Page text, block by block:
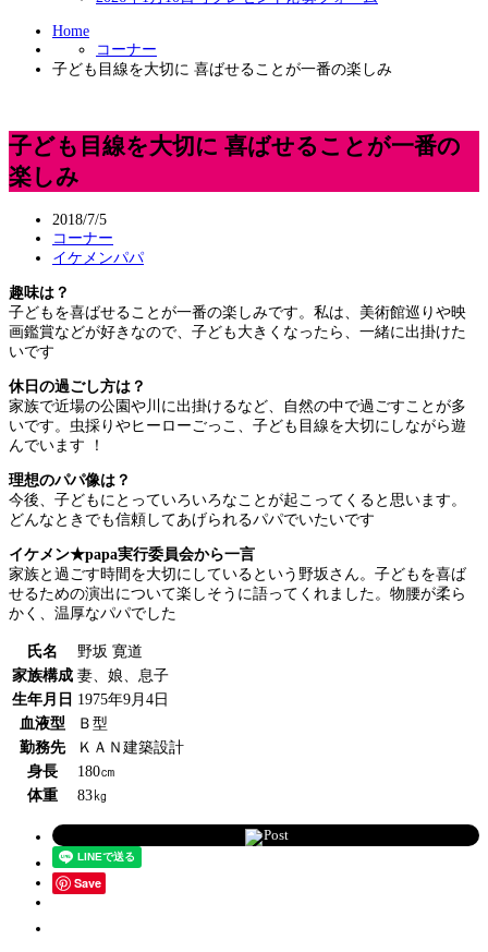
Home
コーナー
子ども目線を大切に 喜ばせることが一番の楽しみ
子ども目線を大切に 喜ばせることが一番の
楽しみ
2018/7/5
コーナー
イケメンパパ
趣味は？
子どもを喜ばせることが一番の楽しみです。私は、美術館巡りや映
画鑑賞などが好きなので、子ども大きくなったら、一緒に出掛けた
いです
休日の過ごし方は？
家族で近場の公園や川に出掛けるなど、自然の中で過ごすことが多
いです。虫採りやヒーローごっこ、子ども目線を大切にしながら遊
んでいます ！
理想のパパ像は？
今後、子どもにとっていろいろなことが起こってくると思います。
どんなときでも信頼してあげられるパパでいたいです
イケメン★papa実行委員会から一言
家族と過ごす時間を大切にしているという野坂さん。子どもを喜ば
せるための演出について楽しそうに語ってくれました。物腰が柔ら
かく、温厚なパパでした
氏名
野坂 寛道
家族構成 妻、娘、息子
生年月日 1975年9月4日
血液型
Ｂ型
勤務先
ＫＡＮ建築設計
身長
180㎝
体重
83㎏
Post
Save